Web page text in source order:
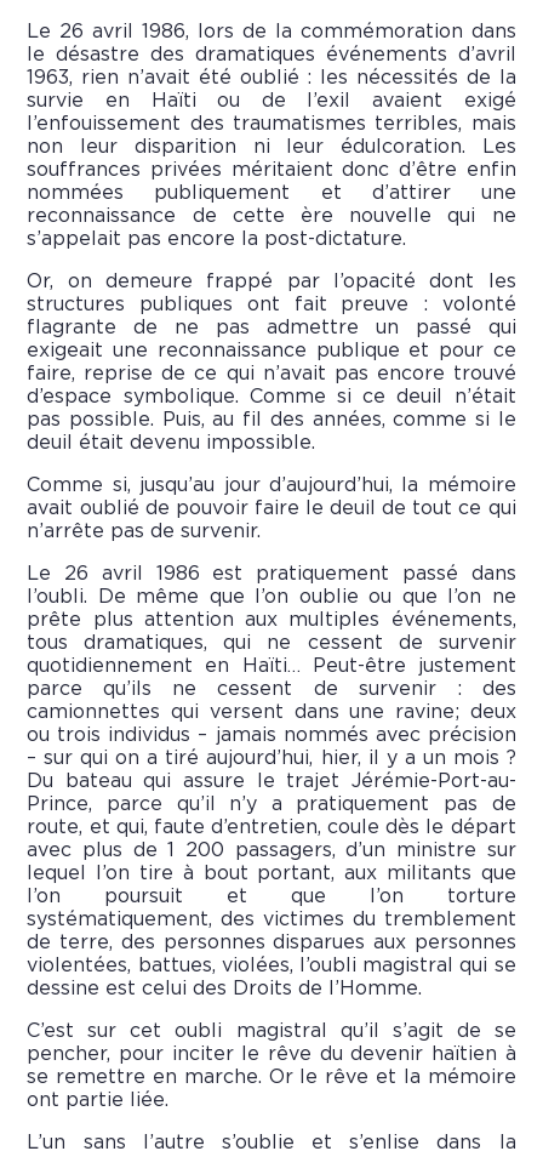
Le 26 avril 1986, lors de la commémoration dans
le désastre des dramatiques événements d’avril
1963, rien n’avait été oublié : les nécessités de la
survie en Haïti ou de l’exil avaient exigé
l’enfouissement des traumatismes terribles, mais
non leur disparition ni leur édulcoration. Les
souffrances privées méritaient donc d’être enfin
nommées publiquement et d’attirer une
reconnaissance de cette ère nouvelle qui ne
s’appelait pas encore la post-dictature.
Or, on demeure frappé par l’opacité dont les
structures publiques ont fait preuve : volonté
flagrante de ne pas admettre un passé qui
exigeait une reconnaissance publique et pour ce
faire, reprise de ce qui n’avait pas encore trouvé
d’espace symbolique. Comme si ce deuil n’était
pas possible. Puis, au fil des années, comme si le
deuil était devenu impossible.
Comme si, jusqu’au jour d’aujourd’hui, la mémoire
avait oublié de pouvoir faire le deuil de tout ce qui
n’arrête pas de survenir.
Le 26 avril 1986 est pratiquement passé dans
l’oubli. De même que l’on oublie ou que l’on ne
prête plus attention aux multiples événements,
tous dramatiques, qui ne cessent de survenir
quotidiennement en Haïti… Peut-être justement
parce qu’ils ne cessent de survenir : des
camionnettes qui versent dans une ravine; deux
ou trois individus – jamais nommés avec précision
– sur qui on a tiré aujourd’hui, hier, il y a un mois ?
Du bateau qui assure le trajet Jérémie-Port-au-
Prince, parce qu’il n’y a pratiquement pas de
route, et qui, faute d’entretien, coule dès le départ
avec plus de 1 200 passagers, d’un ministre sur
lequel l’on tire à bout portant, aux militants que
l’on poursuit et que l’on torture
systématiquement, des victimes du tremblement
de terre, des personnes disparues aux personnes
violentées, battues, violées, l’oubli magistral qui se
dessine est celui des Droits de l’Homme.
C’est sur cet oubli magistral qu’il s’agit de se
pencher, pour inciter le rêve du devenir haïtien à
se remettre en marche. Or le rêve et la mémoire
ont partie liée.
L’un sans l’autre s’oublie et s’enlise dans la